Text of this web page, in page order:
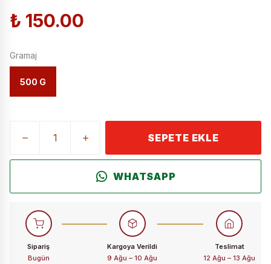
₺ 150.00
Gramaj
500 G
SEPETE EKLE
WHATSAPP
Sipariş
Bugün
Kargoya Verildi
9 Ağu – 10 Ağu
Teslimat
12 Ağu – 13 Ağu